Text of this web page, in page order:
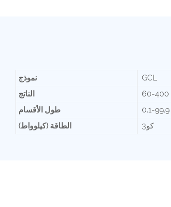
نموذج GCL
الناتج
طول الأقسام
الطاقة (كيلوواط)
كو3